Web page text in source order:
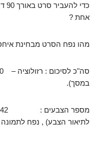
אחת ?
מהו נפח הסרט מבחינת
במסך).
לתיאור הצבע) , נפח